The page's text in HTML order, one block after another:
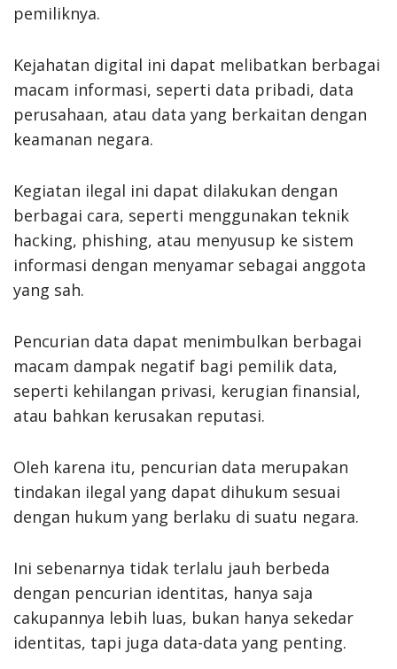
pemiliknya.
Kejahatan digital ini dapat melibatkan berbagai
macam informasi, seperti data pribadi, data
perusahaan, atau data yang berkaitan dengan
keamanan negara.
Kegiatan ilegal ini dapat dilakukan dengan
berbagai cara, seperti menggunakan teknik
hacking, phishing, atau menyusup ke sistem
informasi dengan menyamar sebagai anggota
yang sah.
Pencurian data dapat menimbulkan berbagai
macam dampak negatif bagi pemilik data,
seperti kehilangan privasi, kerugian finansial,
atau bahkan kerusakan reputasi.
Oleh karena itu, pencurian data merupakan
tindakan ilegal yang dapat dihukum sesuai
dengan hukum yang berlaku di suatu negara.
Ini sebenarnya tidak terlalu jauh berbeda
dengan pencurian identitas, hanya saja
cakupannya lebih luas, bukan hanya sekedar
identitas, tapi juga data-data yang penting.